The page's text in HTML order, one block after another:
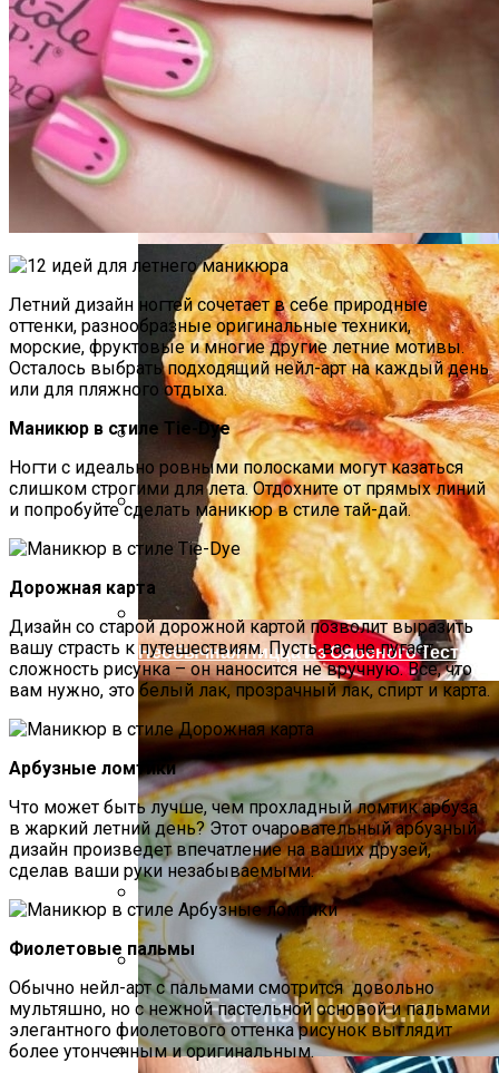
Почему Нельзя Повторно Кипятить
Воду Для Приготовления Чая Или Кофе
Как Повторно Использовать Воду
После Варки Риса
Компактно, Красиво, Удобно: 7
Нестандартных Идей Для Хранения
Обуви
Летний Маникюр В Пляжном Стиле
Маникюр С Разноцветными
Стрелочками
Маникюр С Идеальным Красным
Лаком «баловница»
Мясной Рулет С Соевым Соусом И
Необычная Пицца Из Слоеного Теста
Летний дизайн ногтей сочетает в себе природные
оттенки, разнообразные оригинальные техники,
морские, фруктовые и многие другие летние мотивы.
Осталось выбрать подходящий нейл-арт на каждый день
или для пляжного отдыха.
Маникюр в стиле Tie-Dye
Ногти с идеально ровными полосками могут казаться
слишком строгими для лета. Отдохните от прямых линий
и попробуйте сделать маникюр в стиле тай-дай.
Дорожная карта
Дизайн со старой дорожной картой позволит выразить
вашу страсть к путешествиям. Пусть вас не пугает
сложность рисунка – он наносится не вручную. Все, что
вам нужно, это белый лак, прозрачный лак, спирт и карта.
Арбузные ломтики
Что может быть лучше, чем прохладный ломтик арбуза
в жаркий летний день? Этот очаровательный арбузный
дизайн произведет впечатление на ваших друзей,
сделав ваши руки незабываемыми.
Фиолетовые пальмы
Обычно нейл-арт с пальмами смотрится довольно
мультяшно, но с нежной пастельной основой и пальмами
элегантного фиолетового оттенка рисунок выглядит
более утонченным и оригинальным.